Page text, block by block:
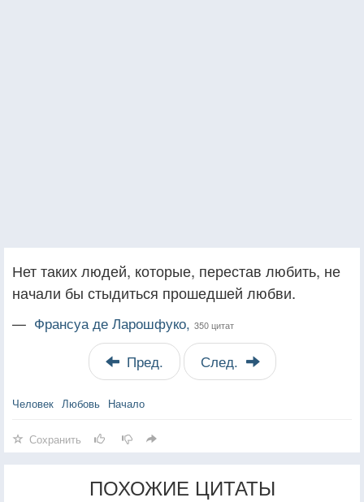
Нет таких людей, которые, перестав любить, не
начали бы стыдиться прошедшей любви.
— Франсуа де Ларошфуко, 350 цитат
Пред. След.
Человек Любовь Начало
Сохранить
ПОХОЖИЕ ЦИТАТЫ